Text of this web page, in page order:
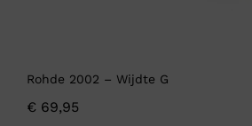
Rohde 2002 – Wijdte G
€ 69,95